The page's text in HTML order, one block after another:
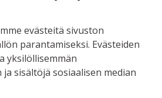
evästeitä sivuston
parantamiseksi. Evästeiden
yksilöllisemmän
sisältöjä sosiaalisen median
kysyttyä